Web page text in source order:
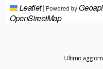
Leaflet| Powered by
OpenStreetMap
Ultimo